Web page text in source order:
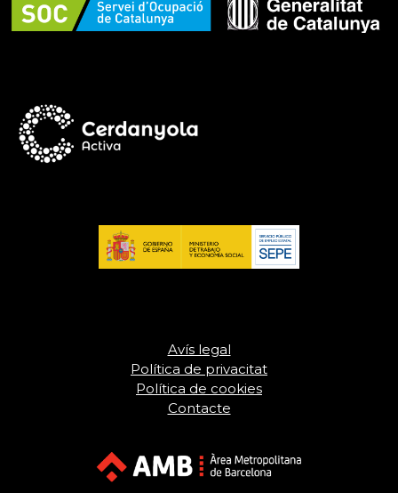
Avís legal
Política de privacitat
Política de cookies
Contacte